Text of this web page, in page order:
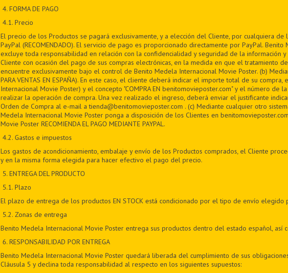
4. FORMA DE PAGO
4.1. Precio
El precio de los Productos se pagará exclusivamente, y a elección del Cliente, por cualquiera de
PayPal (RECOMENDADO). El servicio de pago es proporcionado directamente por PayPal.
excluye toda responsabilidad en relación con la confidencialidad y seguridad de la información
Cliente con ocasión del pago de sus compras electrónicas, en la medida en que el tratamiento
encuentre exclusivamente bajo el control de Benito Medela Internacional Movie Poster. (b)
PARA VENTAS EN ESPAÑA). En este caso, el cliente deberá indicar el importe total de su
Internacional Movie Poster) y el concepto "COMPRA EN benitomovieposter.com" y el número de
realizar la operación de compra. Una vez realizado el ingreso, deberá enviar el justificante
Orden de Compra al e-mail a tienda@benitomovieposter.com . (c) Mediante cualquier otro
Medela Internacional Movie Poster ponga a disposición de los Clientes en
Movie Poster RECOMIENDA EL PAGO MEDIANTE PAYPAL.
4.2. Gastos e impuestos
Los gastos de acondicionamiento, embalaje y envío de los Productos comprados, el Cliente
y en la misma forma elegida para hacer efectivo el pago del precio.
5. ENTREGA DEL PRODUCTO
5.1. Plazo
El plazo de entrega de los productos EN STOCK está condicionado por el tipo de envío elegido
5.2. Zonas de entrega
Benito Medela Internacional Movie Poster entrega sus productos dentro del estado español, así
6. RESPONSABILIDAD POR ENTREGA
Benito Medela Internacional Movie Poster quedará liberada del cumplimiento de sus
Cláusula 5 y declina toda responsabilidad al respecto en los siguientes supuestos: